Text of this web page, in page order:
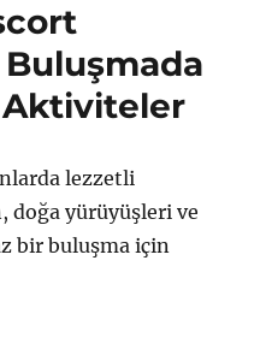
Aktiviteler
lezzetli
doğa yürüyüşleri ve
bir buluşma için